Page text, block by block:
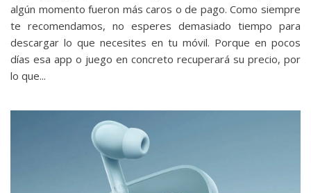
algún momento fueron más caros o de pago. Como siempre
te recomendamos, no esperes demasiado tiempo para
descargar lo que necesites en tu móvil. Porque en pocos
días esa app o juego en concreto recuperará su precio, por
lo que...